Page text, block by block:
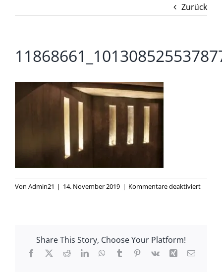
Zurück
Von Admin21 | 14. November 2019 | Kommentare deaktiviertfür
Share This Story, Choose Your Platform!
Facebook
X RedditLinkedInWhatsApp
TumblrPinterest
Vk Xing E-